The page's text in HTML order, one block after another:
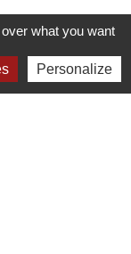
what you want
Personalize